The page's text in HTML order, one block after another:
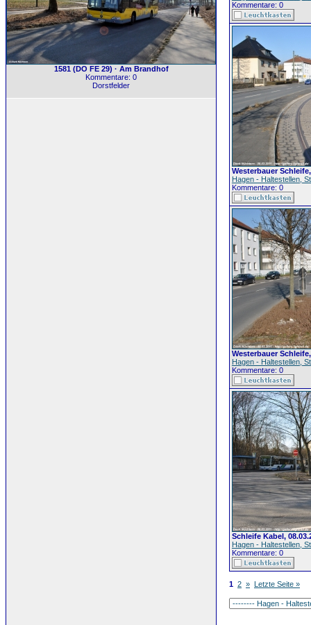
1581 (DO FE 29) · Am Brandhof
Kommentare: 0
Dorstfelder
Kommentare: 0
Westerbauer Schleife,
Hagen - Haltestellen,
Kommentare: 0
Westerbauer Schleife,
Hagen - Haltestellen,
Kommentare: 0
Schleife Kabel,
Hagen - Haltestellen,
Kommentare: 0
1 2 » Letzte Seite »